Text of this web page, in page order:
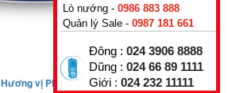
Hương vị Phúc bồn tử
Lò nướng - 0986 883 888
Quản lý Sale - 0987 181 661
Đông : 024 3906 8888
Dũng : 024 66 89 1111
Giới : 024 232 11111